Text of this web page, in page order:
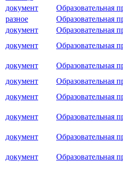
документ
Образовательная
разное
Образовательная
документ
Образовательная
документ
Образовательная
документ Образовательная
документ
Образовательная
документ
Образовательная
документ Образовательная
документ Образовательная
документ Образовательная